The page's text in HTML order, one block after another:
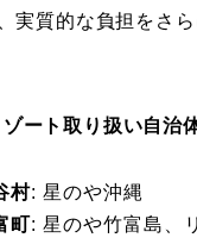
実質的な負担をさ
ート取り扱い自治
村: 星のや沖縄
町: 星のや竹富島、